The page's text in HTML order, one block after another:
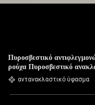
Πυροσβεστικό
ρούχα Πυροσβεστικό
2
αντανακλαστικό ύφασμα